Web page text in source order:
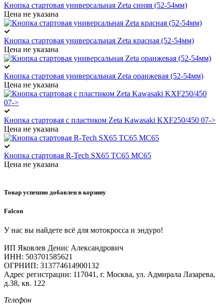
Кнопка стартовая универсальная Zeta синяя (52-54мм)
Цена не указана
Кнопка стартовая универсальная Zeta красная (52-54мм)
Цена не указана
Кнопка стартовая универсальная Zeta оранжевая (52-54мм)
Цена не указана
Кнопка стартовая с пластиком Zeta Kawasaki KXF250/450 07->
Цена не указана
Кнопка стартовая R-Tech SX65 TC65 MC65
Цена не указана
Товар успешно добавлен в корзину
Falcon
У нас вы найдете всё для мотокросса и эндуро!
ИП Яковлев Денис Александрович
ИНН: 503701585621
ОГРНИП: 313774614900132
Адрес регистрации: 117041, г. Москва, ул. Адмирала Лазарева,
д.38, кв. 122
Телефон